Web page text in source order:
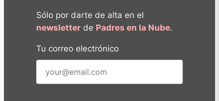
Sólo por darte de alta en el
newsletterde Padres en la Nube.
Tu correo electrónico